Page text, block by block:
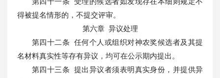
得被提名情形的，不提交评审。
第六章 异议处理
第四十二条 任何个人或组织对神农奖候选者及其提
名材料真实性等存有异议，均可在公示期内提出。
第四十三条 提出异议者须表明真实身份，并提供异